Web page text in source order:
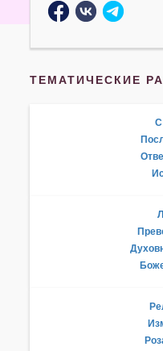
ТЕМАТИЧЕСКИЕ
С